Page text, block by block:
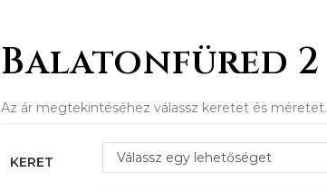
Balatonfüred 2
Az ár megtekintéséhez válassz keretet és méretet.
KERET Válassz egy lehetőséget